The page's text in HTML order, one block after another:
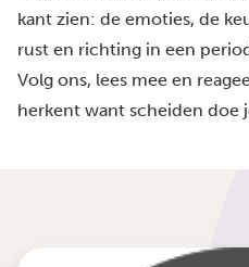
kant zien: de emoties, de
rust en richting in een
Volg ons, lees mee en
herkent want scheiden doe